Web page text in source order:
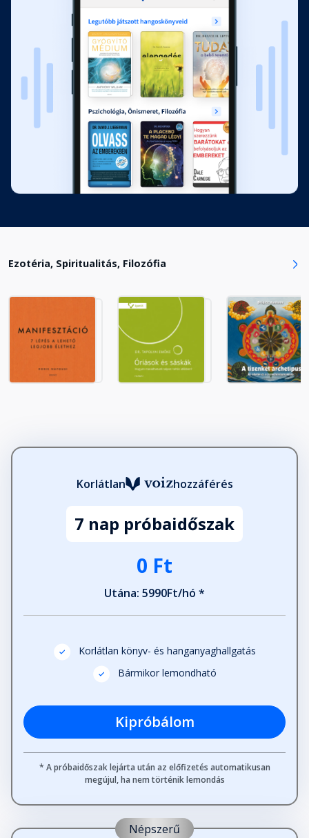
10. fejezet: Örök boldogság
Fejezet hossza: 01:02:07
11. fejezet: A világon minden
rendben van
Fejezet hossza: 00:31:20
12. fejezet: A vég – ami nem is
létezik
Fejezet hossza: 00:04:48
A legnagyobb titokban idézett
források és tanítómesterek
Fejezet hossza: 00:53:02
A legnagyobb titok - Vezetett
Ezotéria, Spiritualitás, Filozófia
Korlátlan hozzáférés
7 nap próbaidőszak
0 Ft
Utána: 5990Ft/hó *
Korlátlan könyv- és hanganyaghallgatás
Bármikor lemondható
Kipróbálom
* A próbaidőszak lejárta után az előfizetés automatikusan
megújul, ha nem történik lemondás
Népszerű